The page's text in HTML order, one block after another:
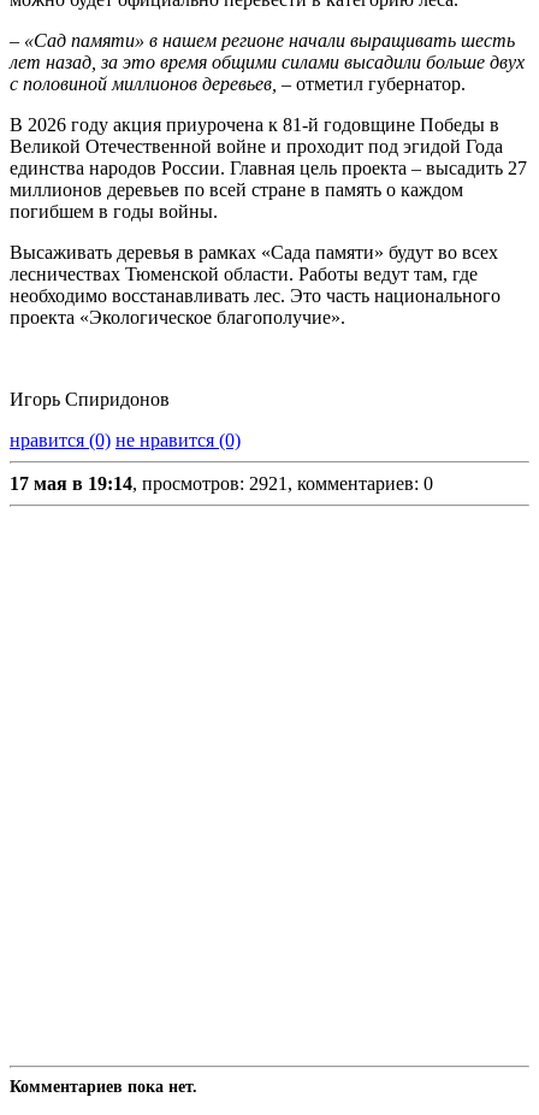
– «Сад памяти» в нашем регионе начали выращивать шесть
лет назад, за это время общими силами высадили больше двух
с половиной миллионов деревьев, – отметил губернатор.
В 2026 году акция приурочена к 81-й годовщине Победы в
Великой Отечественной войне и проходит под эгидой Года
единства народов России. Главная цель проекта – высадить 27
миллионов деревьев по всей стране в память о каждом
погибшем в годы войны.
Высаживать деревья в рамках «Сада памяти» будут во всех
лесничествах Тюменской области. Работы ведут там, где
необходимо восстанавливать лес. Это часть национального
проекта «Экологическое благополучие».
Игорь Спиридонов
нравится (0) не нравится (0)
17 мая в 19:14, просмотров: 2921, комментариев: 0
Комментариев пока нет.